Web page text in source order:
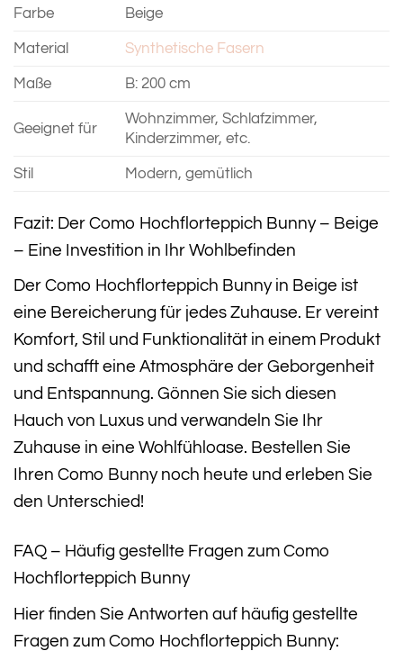
Farbe Beige
Material Synthetische Fasern
Maße B: 200 cm
Geeignet für
Wohnzimmer, Schlafzimmer,
Kinderzimmer, etc.
Stil Modern, gemütlich
Fazit: Der Como Hochflorteppich Bunny – Beige
– Eine Investition in Ihr Wohlbefinden
Der Como Hochflorteppich Bunny in Beige ist
eine Bereicherung für jedes Zuhause. Er vereint
Komfort, Stil und Funktionalität in einem Produkt
und schafft eine Atmosphäre der Geborgenheit
und Entspannung. Gönnen Sie sich diesen
Hauch von Luxus und verwandeln Sie Ihr
Zuhause in eine Wohlfühloase. Bestellen Sie
Ihren Como Bunny noch heute und erleben Sie
den Unterschied!
FAQ – Häufig gestellte Fragen zum Como
Hochflorteppich Bunny
Hier finden Sie Antworten auf häufig gestellte
Fragen zum Como Hochflorteppich Bunny: